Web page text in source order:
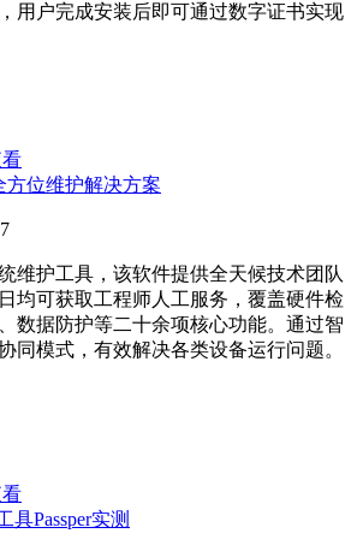
用户完成安装后即可通过数字证书实现
方位维护解决方案
维护工具，该软件提供全天候技术团队
均可获取工程师人工服务，覆盖硬件检
数据防护等二十余项核心功能。通过智
同模式，有效解决各类设备运行问题。
具Passper实测